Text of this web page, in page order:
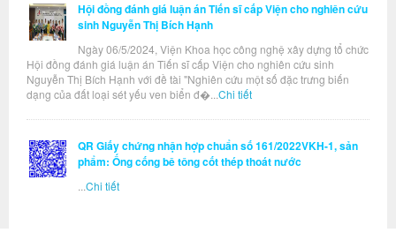
Hội đồng đánh giá luận án Tiến sĩ cấp Viện cho nghiên cứu
sinh Nguyễn Thị Bích Hạnh
Ngày 06/5/2024, Viện Khoa học công nghệ xây dựng tổ chức
Hội đồng đánh giá luận án Tiến sĩ cấp Viện cho nghiên cứu sinh
Nguyễn Thị Bích Hạnh với đề tài "Nghiên cứu một số đặc trưng biến
dạng của đất loại sét yếu ven biển đ�... Chi tiết
QR Giấy chứng nhận hợp chuẩn số 161/2022VKH-1, sản
phẩm: Ống cống bê tông cốt thép thoát nước
Chi tiết